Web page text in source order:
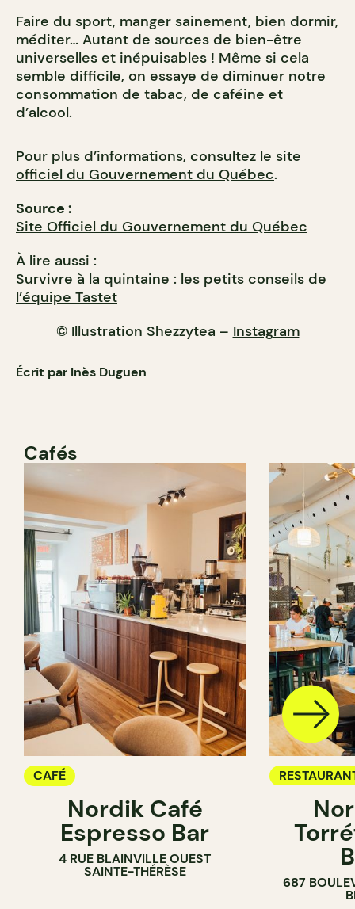
Faire du sport, manger sainement, bien dormir,
méditer… Autant de sources de bien-être
universelles et inépuisables ! Même si cela
semble difficile, on essaye de diminuer notre
consommation de tabac, de caféine et
d’alcool.
Pour plus d’informations, consultez le site
officiel du Gouvernement du Québec.
Source :
Site Officiel du Gouvernement du Québec
À lire aussi :
Survivre à la quintaine : les petits conseils de
l’équipe Tastet
© Illustration Shezzytea – Instagram
Écrit par Inès Duguen
Cafés
CAFÉ
Nordik Café
Espresso Bar
4 RUE BLAINVILLE OUEST
SAINTE-THÉRÈSE
687